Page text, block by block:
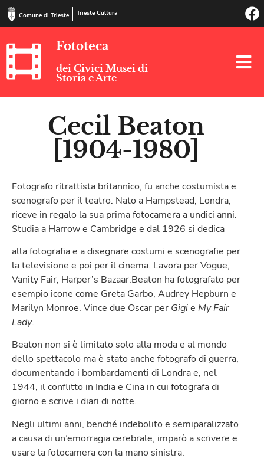
Comune di Trieste Trieste Cultura
Fototeca
dei Civici Musei di
Storia e Arte
Cecil Beaton
[1904-1980]
Fotografo ritrattista britannico, fu anche costumista e
scenografo per il teatro. Nato a Hampstead, Londra,
riceve in regalo la sua prima fotocamera a undici anni.
Studia a Harrow e Cambridge e dal 1926 si dedica
alla fotografia e a disegnare costumi e scenografie per
la televisione e poi per il cinema. Lavora per Vogue,
Vanity Fair, Harper’s Bazaar.Beaton ha fotografato per
esempio icone come Greta Garbo, Audrey Hepburn e
Marilyn Monroe. Vince due Oscar per Gigie My Fair
Lady.
Beaton non si è limitato solo alla moda e al mondo
dello spettacolo ma è stato anche fotografo di guerra,
documentando i bombardamenti di Londra e, nel
1944, il conflitto in India e Cina in cui fotografa di
giorno e scrive i diari di notte.
Negli ultimi anni, benché indebolito e semiparalizzato
a causa di un’emorragia cerebrale, imparò a scrivere e
usare la fotocamera con la mano sinistra.